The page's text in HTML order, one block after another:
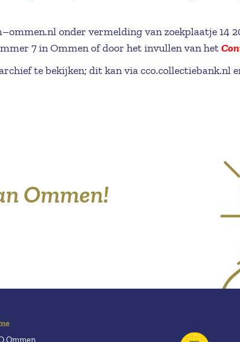
onder vermelding van zoekplaatje 14
7 in Ommen of door het invullen van het
te bekijken; dit kan viacco.collectiebank.nl
Ommen!
Ommen